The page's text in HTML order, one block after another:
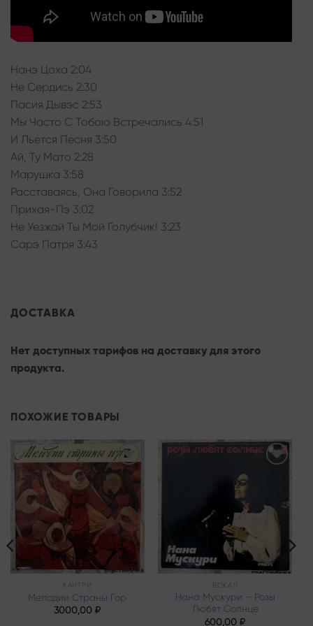
Нанэ Цоха 2:04
Не Сердись 2:30
Пасия Дывэс 2:53
Мы Часто С Тобою Встречались 4:51
И Льется Песня 3:50
Ай, Ту Мато 2:28
Марушка 3:58
Расставаясь, Она Говорила 3:52
Прихая-Пэ 3:02
Не Уезжай Ты Мой Голубчик! 3:23
Сарэ Патря 3:43
ДОСТАВКА
Нет доступных тарифов на доставку для этого
продукта.
ПОХОЖИЕ ТОВАРЫ
Add to
wishlist
КАНТРИ
Мелодии Страны Гор
3000,00₽
ВОКАЛ
Нана Мускури – Розы
Любят Солнце
600,00₽